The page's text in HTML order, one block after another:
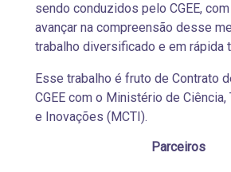
sendo conduzidos pelo CGEE,
avançar na compreensão desse
trabalho diversificado e em rápida
Esse trabalho é fruto de Contrato
CGEE com o Ministério de Ciência,
e Inovações (MCTI).
Parceiros